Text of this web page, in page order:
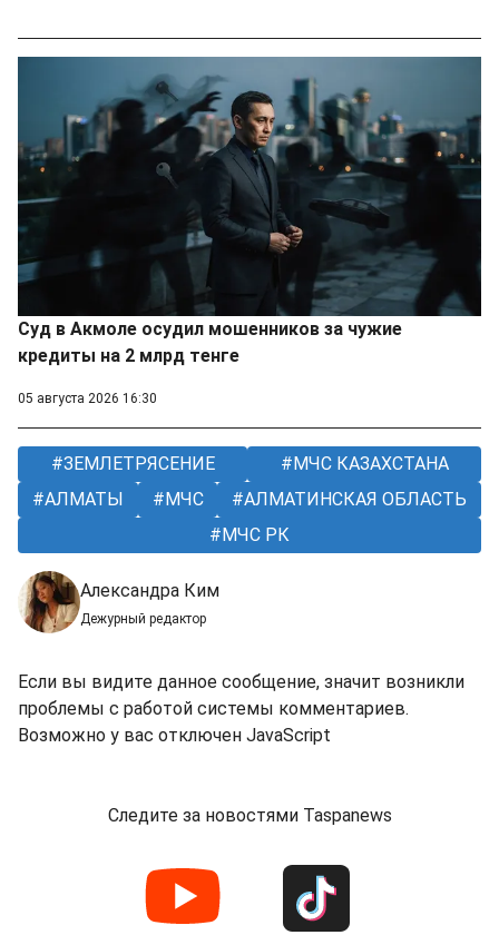
Суд в Акмоле осудил мошенников за чужие
кредиты на 2 млрд тенге
05 августа 2026 16:30
ЗЕМЛЕТРЯСЕНИЕ
МЧС КАЗАХСТАНА
АЛМАТЫ
МЧС
АЛМАТИНСКАЯ ОБЛАСТЬ
МЧС РК
Александра Ким
Дежурный редактор
Если вы видите данное сообщение, значит возникли
проблемы с работой системы комментариев.
Возможно у вас отключен JavaScript
Следите за новостями Taspanews